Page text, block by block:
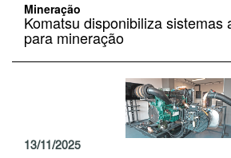
Mineração
Komatsu disponibiliza sistemas
para mineração
13/11/2025